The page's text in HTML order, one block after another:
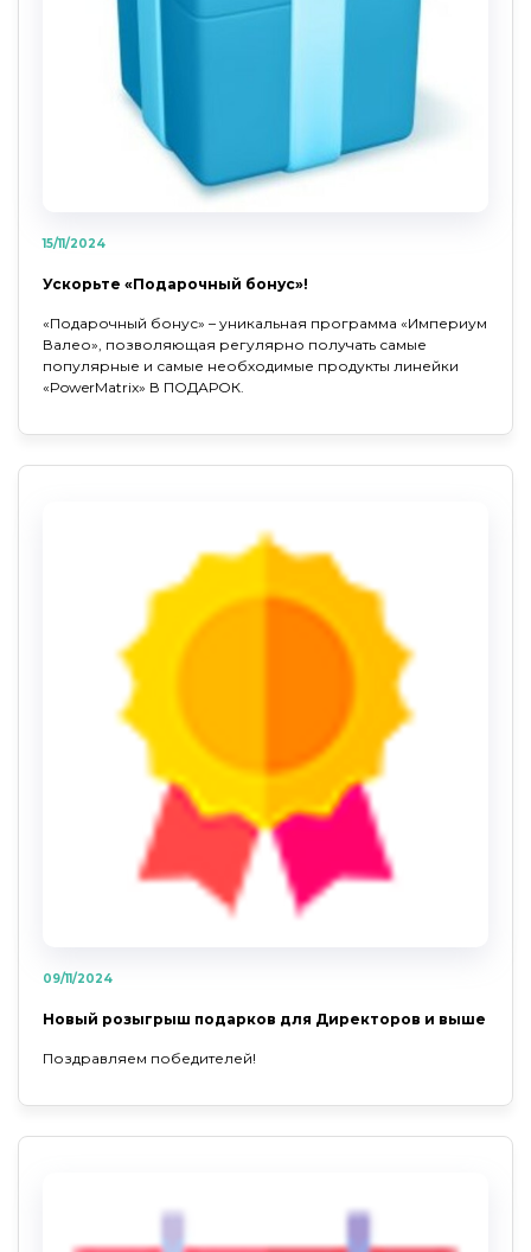
15/11/2024
Ускорьте «Подарочный бонус»!
«Подарочный бонус» – уникальная программа «Империум
Валео», позволяющая регулярно получать самые
популярные и самые необходимые продукты линейки
«PowerMatrix» В ПОДАРОК.
09/11/2024
Новый розыгрыш подарков для Директоров и выше
Поздравляем победителей!